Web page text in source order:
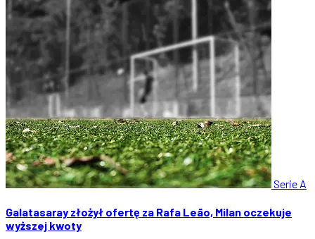
Serie A
Galatasaray złożył ofertę za Rafa Leão, Milan oczekuje
wyższej kwoty